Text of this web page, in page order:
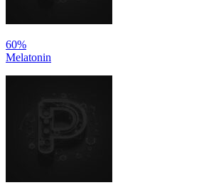
60%
Melatonin